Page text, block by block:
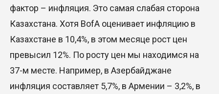
фактор – инфляция. Это самая слабая сторона
Казахстана. Хотя BofA оценивает инфляцию в
Казахстане в 10,4%, в этом месяце рост цен
превысил 12%. По росту цен мы находимся на
37-м месте. Например, в Азербайджане
инфляция составляет 5,7%, в Армении – 3,2%, в